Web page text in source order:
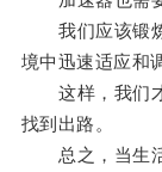
我们应该锻炼
境中迅速适应和
这样，我们才
找到出路。
总之，当生活